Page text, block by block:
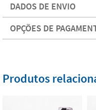
DADOS DE ENVIO
OPÇÕES DE
Produtos